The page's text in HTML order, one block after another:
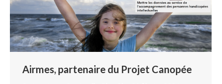
Airmes, partenaire du Projet Canopée